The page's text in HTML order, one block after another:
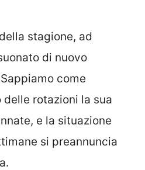
stagione, ad
di nuovo
come
rotazioni la sua
e la situazione
si preannuncia